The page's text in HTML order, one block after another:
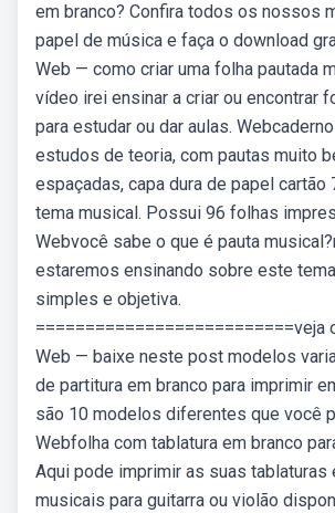
em branco? Confira todos os nossos
papel de música e faça o download
Web — como criar uma folha pautada
vídeo irei ensinar a criar ou encontrar
para estudar ou dar aulas.
estudos de teoria, com pautas muito
espaçadas, capa dura de papel cartão
tema musical. Possui 96 folhas
Webvocê sabe o que é pauta
estaremos ensinando sobre este
simples e objetiva.
==========================veja
Web — baixe neste post modelos
de partitura em branco para imprimir
são 10 modelos diferentes que você
Webfolha com tablatura em branco
Aqui pode imprimir as suas tablaturas
musicais para guitarra ou violão